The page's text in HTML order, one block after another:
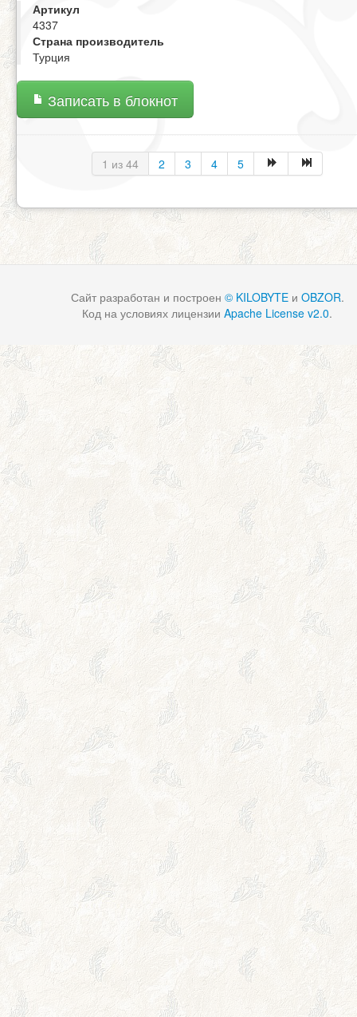
Артикул
4337
Страна производитель
Турция
Записать в блокнот
1 из 44 2 3 4 5
Сайт разработан и построен © KILOBYTEи OBZOR.
Код на условиях лицензии Apache License v2.0.